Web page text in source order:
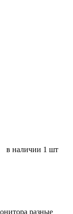
в наличии 1 шт
разные